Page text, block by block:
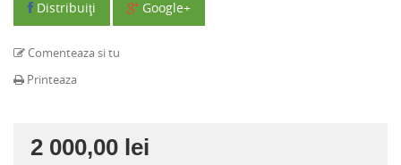
Distribuiţi Google+
Comenteaza si tu
Printeaza
2 000,00 lei